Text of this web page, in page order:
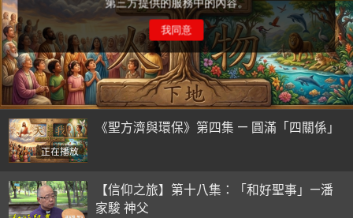
正在播放
《聖方濟與環保》第四集 — 圓滿「四關係」
【信仰之旅】第十八集：「和好聖事」—潘
家駿 神父